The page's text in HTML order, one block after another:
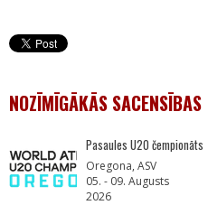
NOZĪMĪGĀKĀS SACENSĪBAS
Pasaules U20 čempionāts
Oregona, ASV
05. - 09. Augusts
2026